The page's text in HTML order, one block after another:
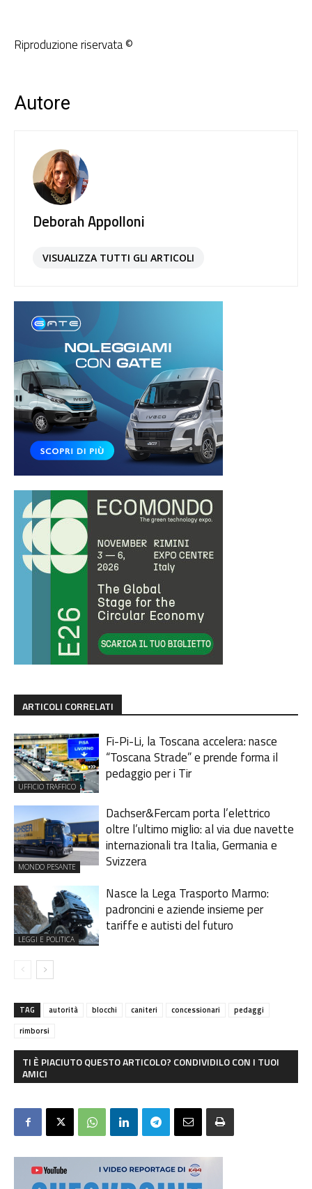
Riproduzione riservata ©
Autore
Deborah Appolloni
VISUALIZZA TUTTI GLI ARTICOLI
ARTICOLI CORRELATI
UFFICIO TRAFFICO
Fi-Pi-Li, la Toscana accelera: nasce
“Toscana Strade” e prende forma il
pedaggio per i Tir
MONDO PESANTE
Dachser&Fercam porta l’elettrico
oltre l’ultimo miglio: al via due navette
internazionali tra Italia, Germania e
Svizzera
LEGGI E POLITICA
Nasce la Lega Trasporto Marmo:
padroncini e aziende insieme per
tariffe e autisti del futuro
TAG autorità blocchi caniteri concessionari
pedaggi
rimborsi
TI È PIACIUTO QUESTO ARTICOLO? CONDIVIDILO CON I TUOI
AMICI